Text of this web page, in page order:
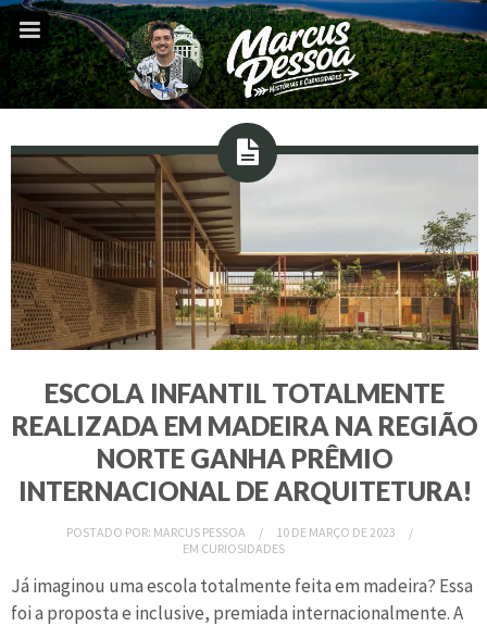
ESCOLA INFANTIL TOTALMENTE
REALIZADA EM MADEIRA NA REGIÃO
NORTE GANHA PRÊMIO
INTERNACIONAL DE ARQUITETURA!
POSTADO POR: MARCUS PESSOA
10 DE MARÇO DE 2023
EM CURIOSIDADES
Já imaginou uma escola totalmente feita em madeira? Essa
foi a proposta e inclusive, premiada internacionalmente. A